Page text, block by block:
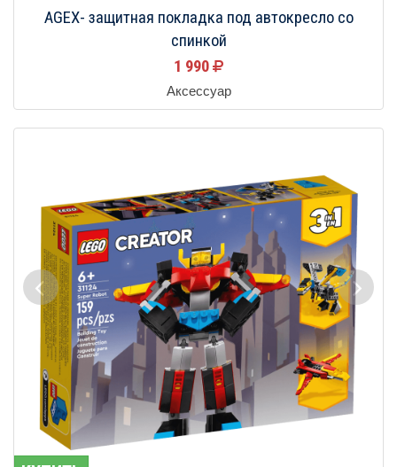
AGEX- защитная покладка под автокресло со
спинкой
1 990
Аксессуар